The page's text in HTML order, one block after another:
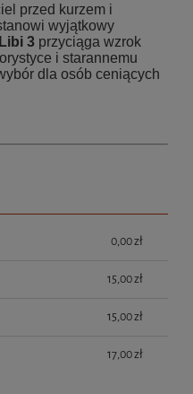
przed kurzem i
wyjątkowy
Libi 3 przyciąga wzrok
i starannemu
dla osób ceniących
kosztów płatności
0,00 zł
15,00 zł
15,00 zł
17,00 zł